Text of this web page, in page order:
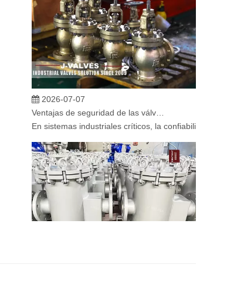
2026-07-07
En sistemas industriales críticos, la confiabilidad de las